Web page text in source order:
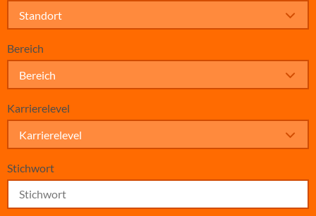
Standort
Bereich
Bereich
Karrierelevel
Karrierelevel
Stichwort